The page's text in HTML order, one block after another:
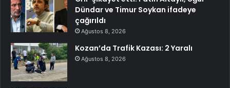
Dündar ve Timur Soykan ifadeye
çağırıldı
Ağustos 8, 2026
Kozan’da Trafik Kazası: 2 Yaralı
Ağustos 8, 2026